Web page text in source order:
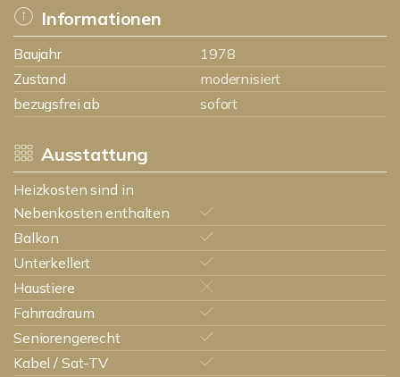
Informationen
Baujahr
1978
Zustand
modernisiert
bezugsfrei ab
sofort
Ausstattung
Heizkosten sind in
Nebenkosten enthalten
Balkon
Unterkellert
Haustiere
Fahrradraum
Seniorengerecht
Kabel / Sat-TV